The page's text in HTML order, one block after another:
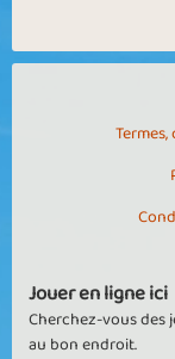
Jouer en ligne ici
Cherchez-vous des
au bon endroit.